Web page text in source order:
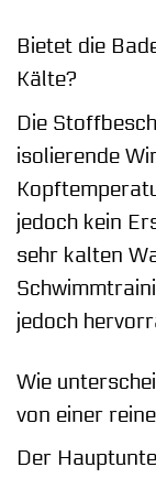
Bietet die
Kälte?
Die
isolierende
jedoch kein
sehr kalten
jedoch
Wie
von einer
Der